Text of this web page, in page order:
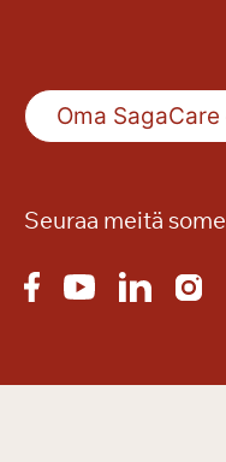
Oma SagaCare
Seuraa meitä